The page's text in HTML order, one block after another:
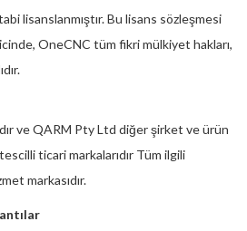
lisanslanmıştır. Bu lisans sözleşmesi
OneCNC tüm fikri mülkiyet hakları,
ve QARM Pty Ltd diğer şirket ve ürün
ticari markalarıdır Tüm ilgili
markasıdır.